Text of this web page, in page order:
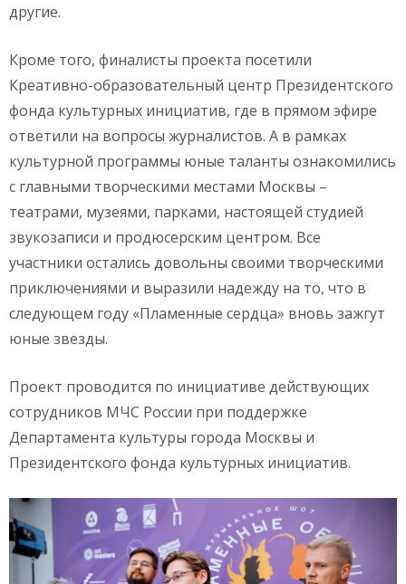
другие.
Кроме того, финалисты проекта посетили
Креативно-образовательный центр Президентского
фонда культурных инициатив, где в прямом эфире
ответили на вопросы журналистов. А в рамках
культурной программы юные таланты ознакомились
с главными творческими местами Москвы –
театрами, музеями, парками, настоящей студией
звукозаписи и продюсерским центром. Все
участники остались довольны своими творческими
приключениями и выразили надежду на то, что в
следующем году «Пламенные сердца» вновь зажгут
юные звезды.
Проект проводится по инициативе действующих
сотрудников МЧС России при поддержке
Департамента культуры города Москвы и
Президентского фонда культурных инициатив.